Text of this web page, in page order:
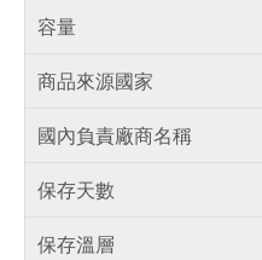
容量
商品來源國家
國內負責廠商名稱
保存天數
保存溫層